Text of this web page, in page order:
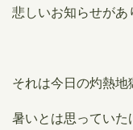
悲しいお知らせがあ
それは今日の灼熱地
暑いとは思っていた